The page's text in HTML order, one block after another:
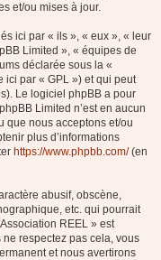
et/ou mises à jour.
ici par « ils », « eux », « leur
Limited », « équipes de
déclarée sous la «
ici par « GPL ») et qui peut
Le logiciel phpBB a pour
Limited n’est en aucun
que nous acceptons et/ou
plus d’informations
https://www.phpbb.com/(en
abusif, obscène,
etc. qui pourrait
REEL » est
respectez pas cela, vous
et nous avertirons